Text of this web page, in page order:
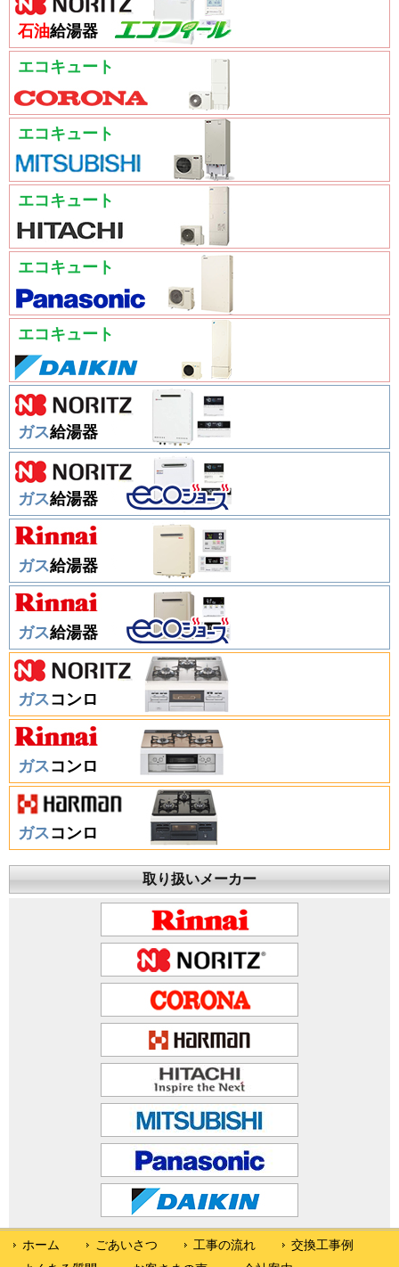
石油給湯器
エコキュート
エコキュート
エコキュート
エコキュート
エコキュート
ガス給湯器
ガス給湯器
ガス給湯器
ガス給湯器
ガスコンロ
ガスコンロ
ガスコンロ
取り扱いメーカー
ホーム ごあいさつ 工事の流れ
交換工事例